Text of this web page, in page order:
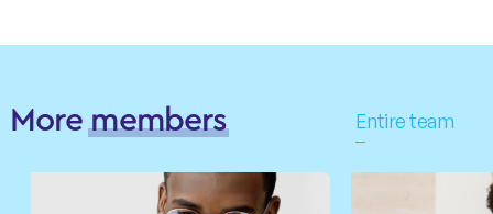
Moremembers Entire team